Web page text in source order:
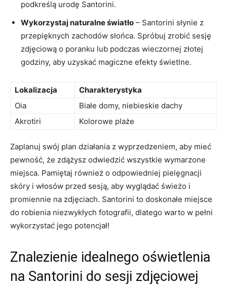
podkreślą ⁢urodę ⁤Santorini.
Wykorzystaj naturalne światło – ⁤Santorini ​słynie z
przepięknych zachodów słońca. Spróbuj​ zrobić sesję
zdjęciową o poranku⁤ lub podczas wieczornej ‍złotej
godziny, aby uzyskać ⁣magiczne ​efekty świetlne.
Lokalizacja
Charakterystyka
Oia
Białe domy, niebieskie ⁤dachy
Akrotiri
Kolorowe plaże
Zaplanuj ​swój ⁢plan działania z wyprzedzeniem, aby mieć‌
pewność, że ‍zdążysz odwiedzić wszystkie​ wymarzone
miejsca. Pamiętaj również o odpowiedniej ​pielęgnacji
skóry ‍i włosów przed ​sesją, aby wyglądać świeżo i
promiennie na zdjęciach. Santorini to doskonałe miejsce⁢
do robienia niezwykłych ‌fotografii,​ dlatego warto w pełni
wykorzystać jego ​potencjał!
Znalezienie⁣ idealnego oświetlenia
na Santorini⁣ do‌ sesji zdjęciowej